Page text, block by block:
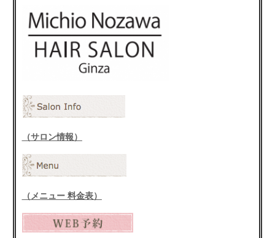
（サロン情報）
（メニュー 料金表）